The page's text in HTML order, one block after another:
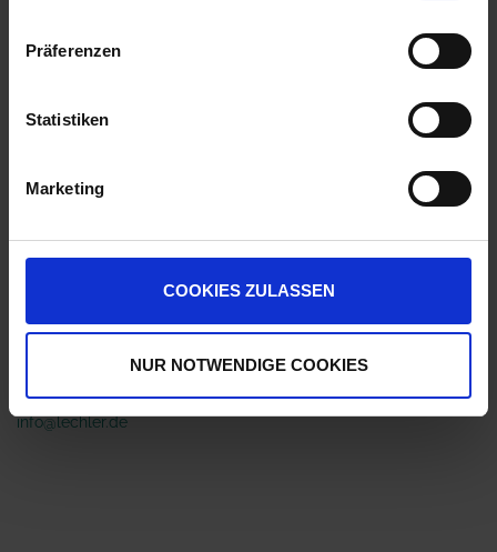
Präferenzen
Statistiken
Marketing
COOKIES ZULASSEN
NUR NOTWENDIGE COOKIES
ab Dienstag, 11. August 2026
QTY_CONTROL_DECREASE
IN DEN WARENKORB
ZUR VERGLEICHSLISTE HINZUFÜGEN
Herstellerinformationen (GPSR)
Ulmer Straße 128
72555 Metzingen
info@lechler.de